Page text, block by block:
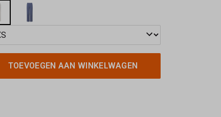
TOEVOEGEN AAN WINKELWAGEN